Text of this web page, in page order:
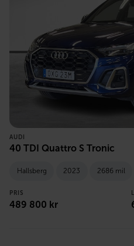
AUDI
40 TDI Quattro S Tronic
Hallsberg 2023 2686 mil
PRIS
489 800 kr